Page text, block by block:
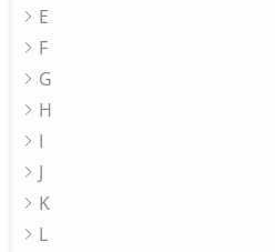
E
F
G
H
I
J
K
L